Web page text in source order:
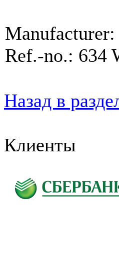
Ref.-no.: 634
Назад в
Клиенты